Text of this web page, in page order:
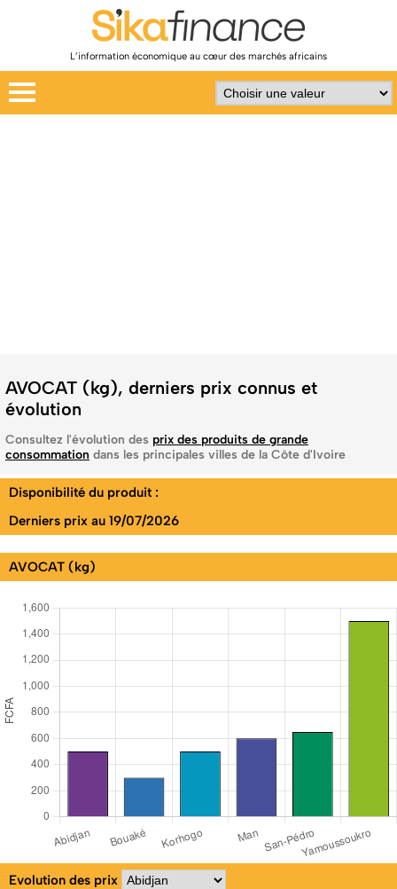
L’information économique au cœur des marchés africains
AVOCAT (kg), derniers prix connus et
évolution
Consultez l'évolution des prix des produits de grande
consommation dans les principales villes de la Côte d'Ivoire
Disponibilité du produit :
Derniers prix au 19/07/2026
AVOCAT (kg)
Evolution des prix